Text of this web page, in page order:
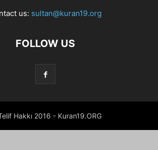
us: sultan@kuran19.org
FOLLOW US
Hakkı 2016 - Kuran19.ORG